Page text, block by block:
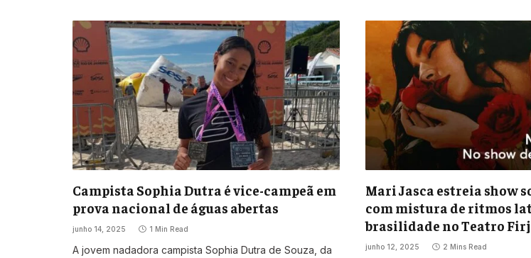
Campista Sophia Dutra é vice-campeã em
prova nacional de águas abertas
junho 14, 2025 1 Min Read
A jovem nadadora campista Sophia Dutra de Souza, da
Mari Jasca estreia show
com mistura de ritmos
brasilidade no Teatro
junho 12, 2025 2 Mins Read